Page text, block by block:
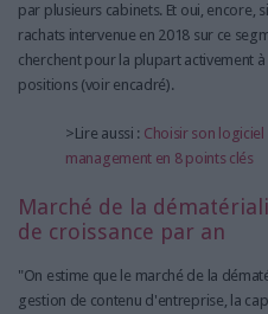
par plusieurs cabinets. Et oui, encore,
rachats intervenue en 2018 sur ce
cherchent pour la plupart activement
positions (voir encadré).
>Lire aussi : Choisir son
management en 8 points clés
Marché de la
de croissance par an
"On estime que le marché de la
gestion de contenu d'entreprise, la